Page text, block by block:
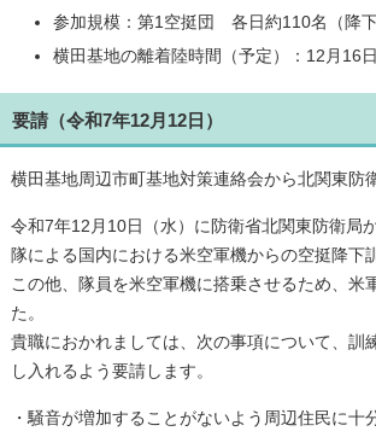
参加規模：第1空挺団 各日約110名（降
横田基地の離着陸時間（予定）：12月
要請（令和7年12月12日）
横田基地周辺市町基地対策連絡会から北関東防
令和7年12月10日（水）に防衛省北関東防衛局
隊による国内における米空軍機からの空挺降下
この他、隊員を米空軍機に搭乗させるため、
た。
貴職におかれましては、次の事項について、訓
し入れるよう要請します。
・騒音が増加することがないよう周辺住民に十